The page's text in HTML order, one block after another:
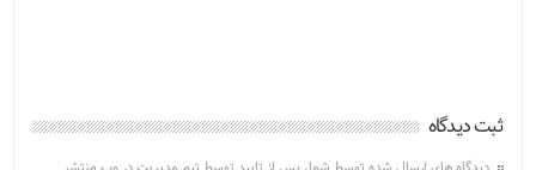
ثبت دیدگاه